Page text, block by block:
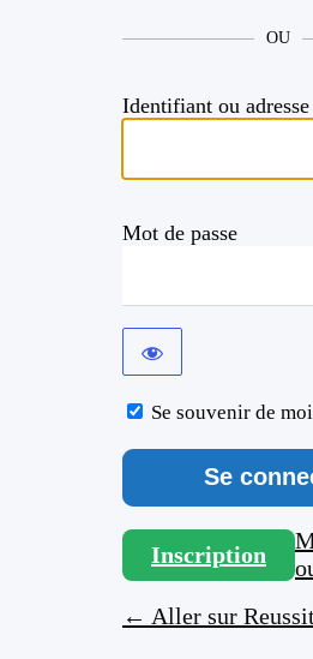
OU
Identifiant ou
Mot de passe
Se souvenir de moi
Inscription
← Aller sur